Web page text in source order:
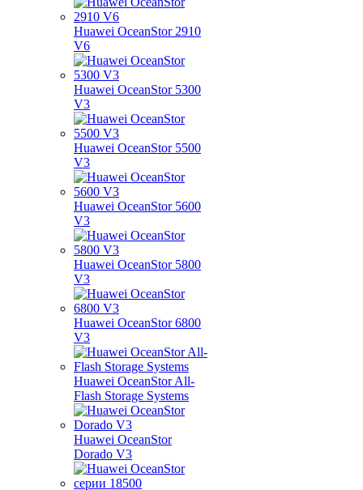
Huawei OceanStor 2910
V6
Huawei OceanStor 5300
V3
Huawei OceanStor 5500
V3
Huawei OceanStor 5600
V3
Huawei OceanStor 5800
V3
Huawei OceanStor 6800
V3
Huawei OceanStor All-
Flash Storage Systems
Huawei OceanStor
Dorado V3